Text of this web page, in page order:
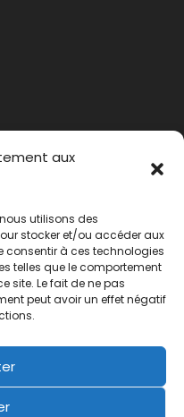
aux
utilisons des
stocker et/ou accéder aux
consentir à ces technologies
telles que le comportement
site. Le fait de ne pas
peut avoir un effet négatif